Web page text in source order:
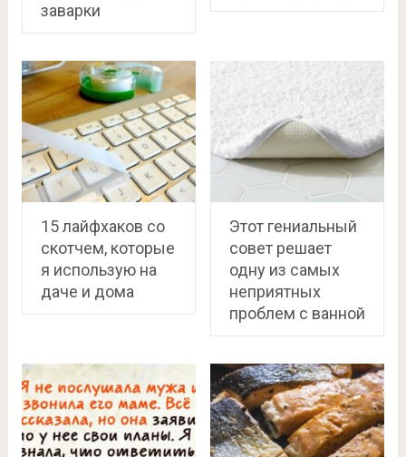
заварки
15 лайфхаков со
скотчем, которые
я использую на
даче и дома
Этот гениальный
совет решает
одну из самых
неприятных
проблем с ванной